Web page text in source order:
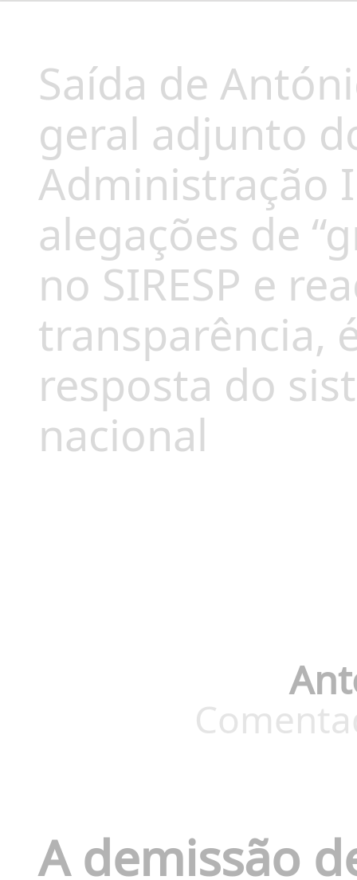
Saída de
geral adjunto
Administração
alegações de
no SIRESP e
transparência,
resposta do
nacional
A demissão